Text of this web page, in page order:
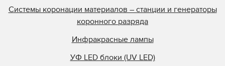
Системы коронации материалов – станции и генераторы
коронного разряда
Инфракрасные лампы
УФ LED блоки (UV LED)